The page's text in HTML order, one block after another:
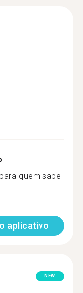
quem sabe
aplicativo
NEW